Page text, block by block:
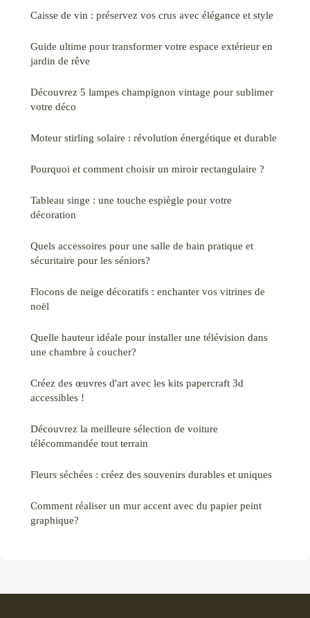
Caisse de vin : préservez vos crus avec élégance et style
Guide ultime pour transformer votre espace extérieur en
jardin de rêve
Découvrez 5 lampes champignon vintage pour sublimer
votre déco
Moteur stirling solaire : révolution énergétique et durable
Pourquoi et comment choisir un miroir rectangulaire ?
Tableau singe : une touche espiègle pour votre
décoration
Quels accessoires pour une salle de bain pratique et
sécuritaire pour les séniors?
Flocons de neige décoratifs : enchanter vos vitrines de
noël
Quelle hauteur idéale pour installer une télévision dans
une chambre à coucher?
Créez des œuvres d'art avec les kits papercraft 3d
accessibles !
Découvrez la meilleure sélection de voiture
télécommandée tout terrain
Fleurs séchées : créez des souvenirs durables et uniques
Comment réaliser un mur accent avec du papier peint
graphique?